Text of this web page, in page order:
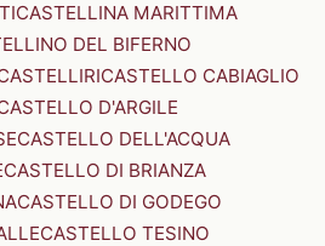
CASTELLINA MARITTIMA
DEL BIFERNO
CASTELLO CABIAGLIO
D'ARGILE
CASTELLO DELL'ACQUA
CASTELLO DI BRIANZA
CASTELLO DI GODEGO
CASTELLO TESINO